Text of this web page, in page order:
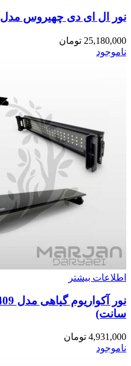
نور ال ای دی چهیروس مدل WRGB (45 سانتی)
25,180,000 تومان
ناموجود
اطلاعات بیشتر
سانت)
4,931,000 تومان
ناموجود